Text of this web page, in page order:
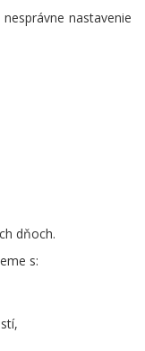
nastavenie
dňoch.
s: